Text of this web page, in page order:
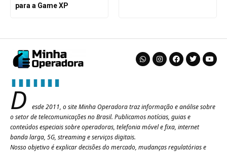
para a Game XP
D
esde 2011, o site Minha Operadora traz informação e análise sobre
o setor de telecomunicações no Brasil. Publicamos notícias, guias e
conteúdos especiais sobre operadoras, telefonia móvel e fixa, internet
banda larga, 5G, streaming e serviços digitais.
Nosso objetivo é explicar decisões do mercado, mudanças regulatórias e